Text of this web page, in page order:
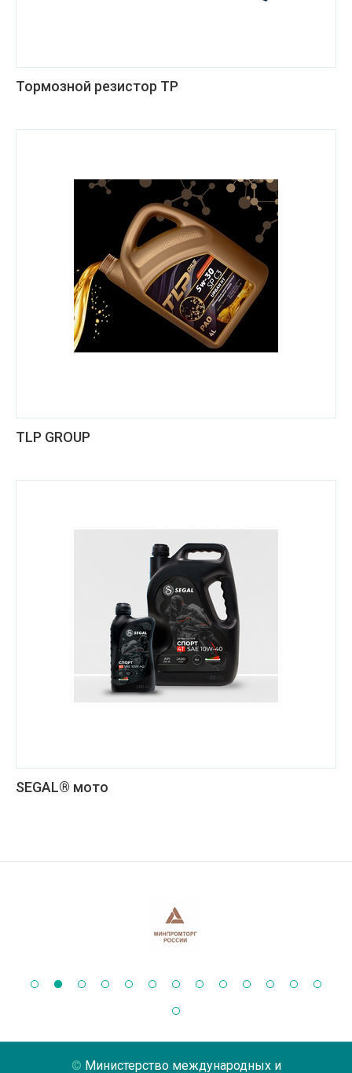
Тормозной резистор ТР
TLP GROUP
SEGAL® мото
Министерство международных и